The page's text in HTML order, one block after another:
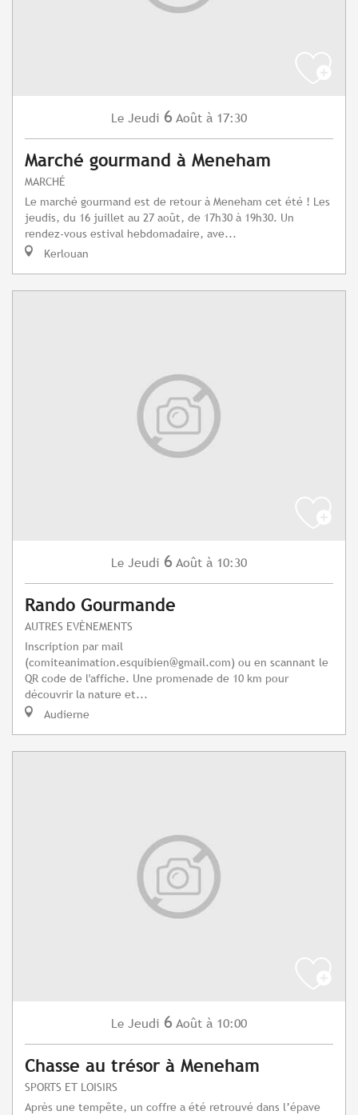
Le Jeudi 6 Août à 17:30
Marché gourmand à Meneham
MARCHÉ
Le marché gourmand est de retour à Meneham cet été ! Les
jeudis, du 16 juillet au 27 août, de 17h30 à 19h30. Un
rendez-vous estival hebdomadaire, ave...
Kerlouan
Le Jeudi 6 Août à 10:30
Rando Gourmande
AUTRES EVÈNEMENTS
Inscription par mail
(comiteanimation.esquibien@gmail.com) ou en scannant le
QR code de l'affiche. Une promenade de 10 km pour
découvrir la nature et...
Audierne
Le Jeudi 6 Août à 10:00
Chasse au trésor à Meneham
SPORTS ET LOISIRS
Après une tempête, un coffre a été retrouvé dans l’épave